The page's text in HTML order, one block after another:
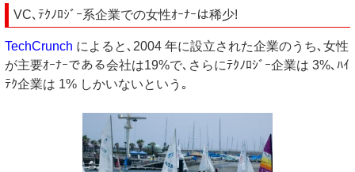
VC､ﾃｸﾉﾛｼﾞｰ系企業での女性ｵｰﾅｰは稀少!
TechCrunch によると､2004 年に設立された企業のうち､女性
が主要ｵｰﾅｰである会社は19%で､さらにﾃｸﾉﾛｼﾞｰ企業は 3%､ﾊｲ
ﾃｸ企業は 1% しかいないという｡